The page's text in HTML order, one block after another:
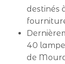
destinés
40
de